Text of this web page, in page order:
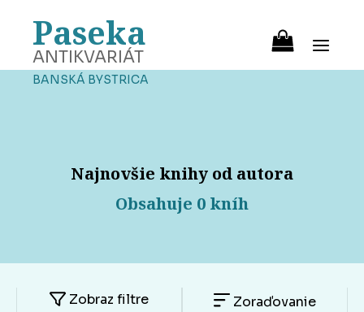
Paseka
ANTIKVARIÁT
BANSKÁ BYSTRICA
Najnovšie knihy od autora
Obsahuje 0 kníh
Zobraz filtre Zoraďovanie